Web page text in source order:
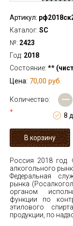
Артикул:
Каталог: SC
№: 2423
Год: 2018
Состояние: **
Цена: 70,00 руб.
Количество:
*
—
8
Россия 2018 год.
алкогольного
Федеральная
рынка
органом
функции по
этилового
продукции, по